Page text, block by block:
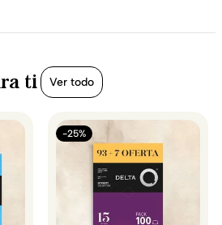
ti Ver todo
-25%